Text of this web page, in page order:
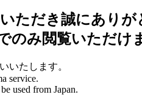
ただき誠にありが
のみ閲覧いただけ
いたします。
service.
used from Japan.